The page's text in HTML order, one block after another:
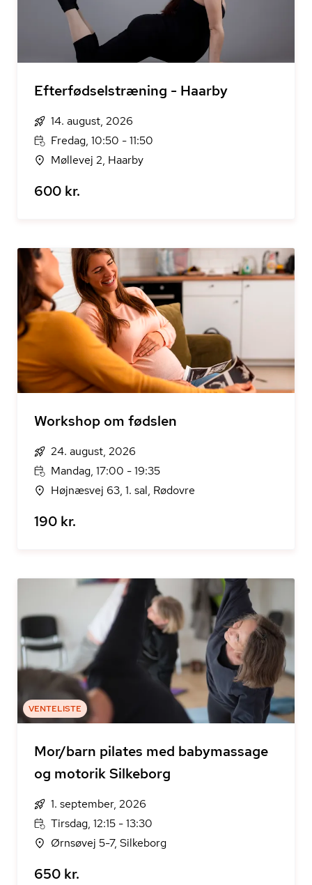
Efterfødselstræning - Haarby
14. august, 2026
Fredag, 10:50 - 11:50
Møllevej 2, Haarby
600 kr.
Workshop om fødslen
24. august, 2026
Mandag, 17:00 - 19:35
Højnæsvej 63, 1. sal, Rødovre
190 kr.
VENTELISTE
Mor/barn pilates med babymassage
og motorik Silkeborg
1. september, 2026
Tirsdag, 12:15 - 13:30
Ørnsøvej 5-7, Silkeborg
650 kr.